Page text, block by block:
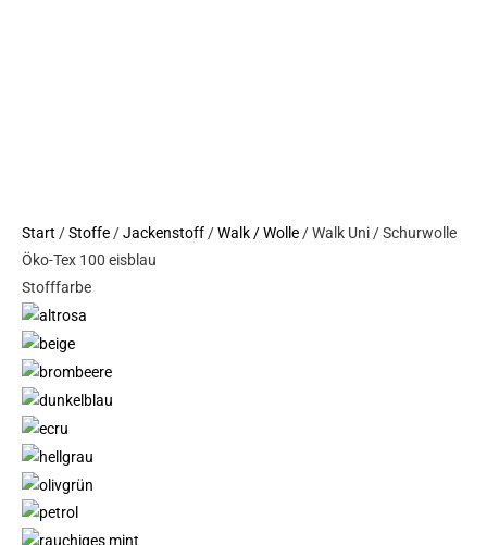
Start /Stoffe/Jackenstoff/Walk / Wolle/ Walk Uni / Schurwolle
Öko-Tex 100 eisblau
Stofffarbe